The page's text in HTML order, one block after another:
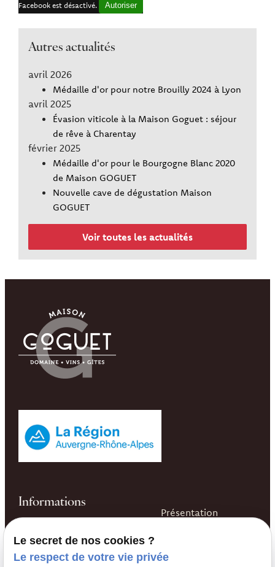
Facebook est désactivé.
Autoriser
Autres actualités
avril 2026
Médaille d'or pour notre Brouilly 2024 à Lyon
avril 2025
Évasion viticole à la Maison Goguet : séjour
de rêve à Charentay
février 2025
Médaille d'or pour le Bourgogne Blanc 2020
de Maison GOGUET
Nouvelle cave de dégustation Maison
GOGUET
Voir toutes les actualités
Informations
Garenne69220 CHARENTAY
Présentation
réception
Le secret de nos cookies ?
Le respect de votre vie privée